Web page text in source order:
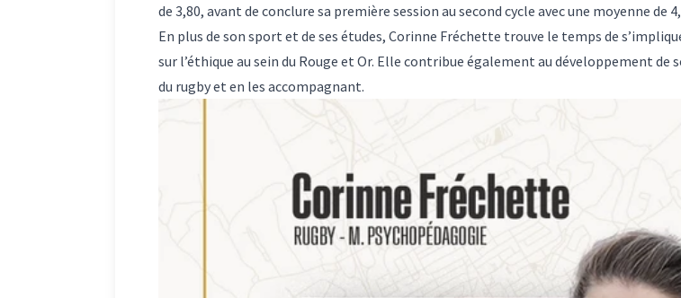
de 3,80, avant de conclure sa première session au second cycle avec une moyenne de
En plus de son sport et de ses études, Corinne Fréchette trouve le temps de
sur l’éthique au sein du Rouge et Or. Elle contribue également au développement
du rugby et en les accompagnant.